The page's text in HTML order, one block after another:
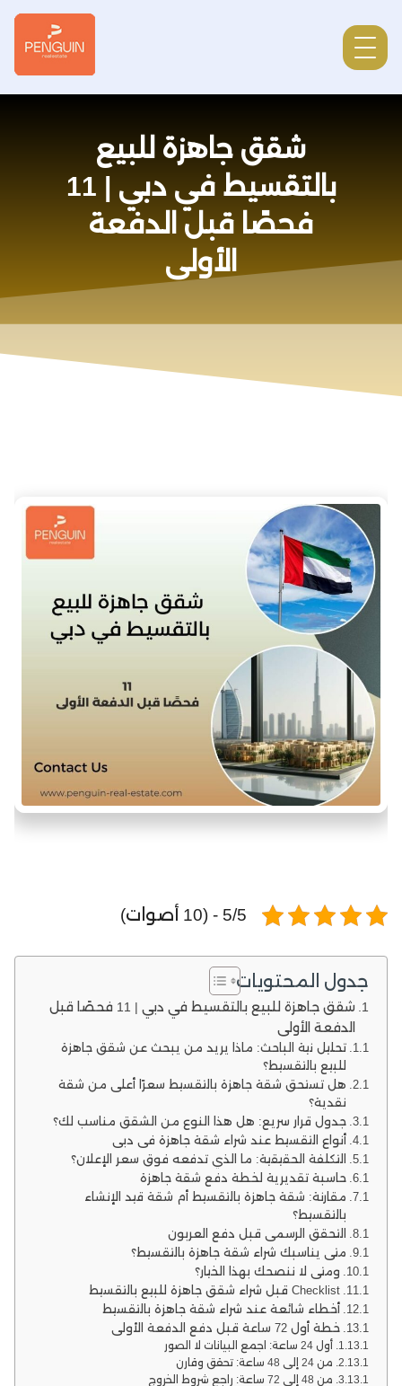
شقق جاهزة للبيع
بالتقسيط في دبي | 11
فحصًا قبل الدفعة
الأولى
5/5 - (10 أصوات)
جدول المحتويات
شقق جاهزة للبيع بالتقسيط في دبي | 11 فحصًا قبل
الدفعة الأولى
تحليل نية الباحث: ماذا يريد من يبحث عن شقق جاهزة
للبيع بالتقسيط؟
هل تستحق شقة جاهزة بالتقسيط سعرًا أعلى من شقة
نقدية؟
جدول قرار سريع: هل هذا النوع من الشقق مناسب لك؟
أنواع التقسيط عند شراء شقة جاهزة في دبي
التكلفة الحقيقية: ما الذي تدفعه فوق سعر الإعلان؟
حاسبة تقديرية لخطة دفع شقة جاهزة
مقارنة: شقة جاهزة بالتقسيط أم شقة قيد الإنشاء
بالتقسيط؟
التحقق الرسمي قبل دفع العربون
متى يناسبك شراء شقة جاهزة بالتقسيط؟
ومتى لا ننصحك بهذا الخيار؟
Checklist قبل شراء شقق جاهزة للبيع بالتقسيط
أخطاء شائعة عند شراء شقة جاهزة بالتقسيط
خطة أول 72 ساعة قبل دفع الدفعة الأولى
أول 24 ساعة: اجمع البيانات لا الصور
من 24 إلى 48 ساعة: تحقق وقارن
من 48 إلى 72 ساعة: راجع شروط الخروج